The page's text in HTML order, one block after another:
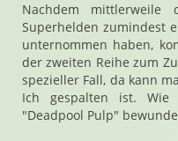
Nachdem mittlerweile
Superhelden zumindest
unternommen haben,
der zweiten Reihe zum
spezieller Fall, da kann
Ich gespalten ist.
"Deadpool Pulp"